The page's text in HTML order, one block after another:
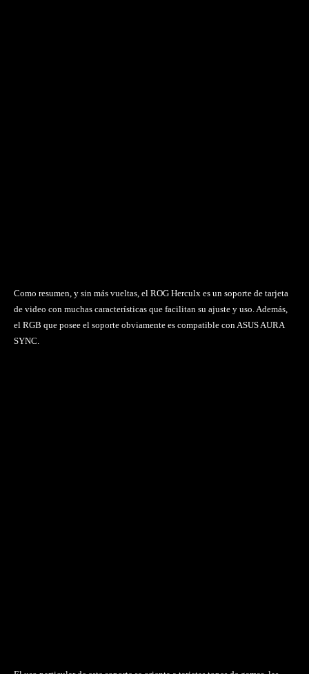
Como resumen, y sin más vueltas, el ROG Herculx es un soporte de tarjeta
de video con muchas características que facilitan su ajuste y uso. Además,
el RGB que posee el soporte obviamente es compatible con ASUS AURA
SYNC.